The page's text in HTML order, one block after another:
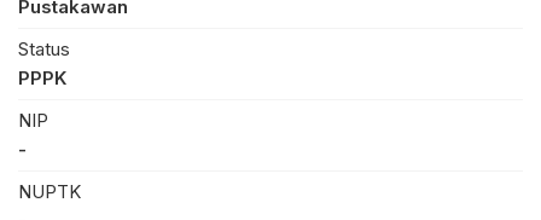
Pustakawan
Status
PPPK
NIP
-
NUPTK